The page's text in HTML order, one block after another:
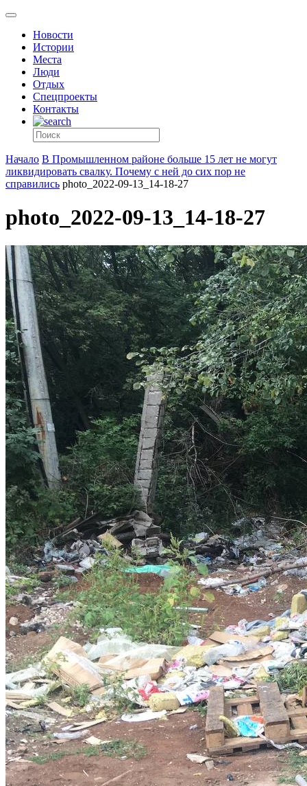
Новости
Истории
Места
Люди
Отдых
Спецпроекты
Контакты
Начало В Промышленном районе больше 15 лет не могут
ликвидировать свалку. Почему с ней до сих пор не
справились photo_2022-09-13_14-18-27
photo_2022-09-13_14-18-27